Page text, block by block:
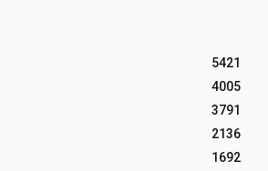
5421
4005
3791
2136
1692